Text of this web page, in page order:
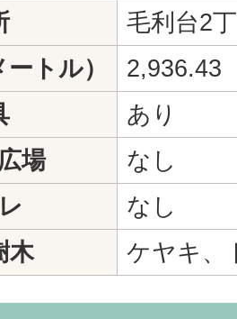
毛利台2
トル）
2,936.43
あり
場
なし
なし
木
ケヤキ、